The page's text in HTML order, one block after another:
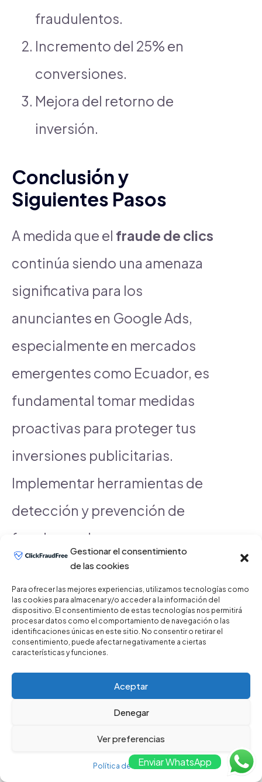
Gestionar el consentimiento
de las cookies
Para ofrecer las mejores experiencias, utilizamos tecnologías como
las cookies para almacenar y/o acceder a la información del
dispositivo. El consentimiento de estas tecnologías nos permitirá
procesar datos como el comportamiento de navegación o las
identificaciones únicas en este sitio. No consentir o retirar el
consentimiento, puede afectar negativamente a ciertas
características y funciones.
Aceptar
Denegar
Ver preferencias
Política de Privacidad
fraudulentos.
Incremento del 25% en
conversiones.
Mejora del retorno de
inversión.
Conclusión y
Siguientes Pasos
A medida que el fraude de clics
continúa siendo una amenaza
significativa para los
anunciantes en Google Ads,
especialmente en mercados
emergentes como Ecuador, es
fundamental tomar medidas
proactivas para proteger tus
inversiones publicitarias.
Implementar herramientas de
detección y prevención de
fraude puede marcar una gran
diferencia en la efectividad de
tus campañas. Al enfocarte en
las mejores prácticas y utilizar
soluciones avanzadas, puedes
minimizar las pérdidas y
maximizar el retorno de la
En ClickFraudFree, ofrecemos
Enviar WhatsApp